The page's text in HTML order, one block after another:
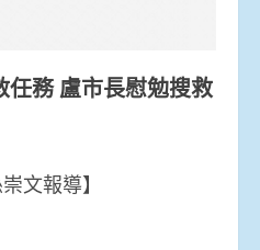
務 盧市長慰勉搜救
文報導】